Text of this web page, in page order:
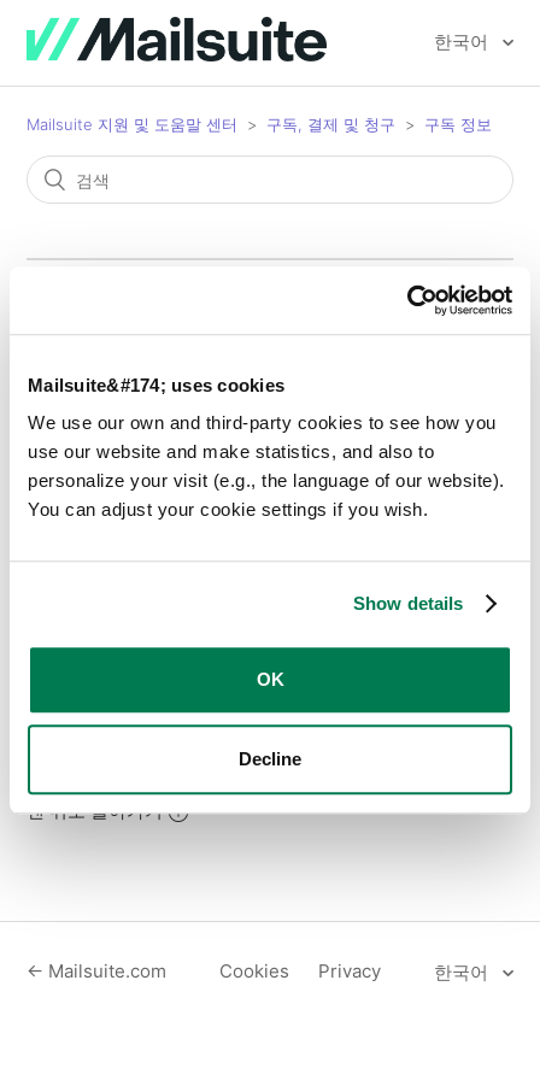
Mailsuite&#174; uses cookies
We use our own and third-party cookies to see how you
use our website and make statistics, and also to
personalize your visit (e.g., the language of our website).
You can adjust your cookie settings if you wish.
Show details
OK
Decline
한국어
Mailsuite 지원 및 도움말 센터 구독, 결제 및 청구 구독 정보
업그레이드했는데 아직 무료
버전으로 표시돼요
유료 요금제로 업그레이드했는데도 Gmail 계정에서 여전히
문제가 있었을 가능성이 커요. 걱정하지 마세요. 저희 웹사이
트에서 다시 업그레이드를 시도해 보시면 돼요.
맨 위로 돌아가기
← Mailsuite.com Cookies Privacy 한국어